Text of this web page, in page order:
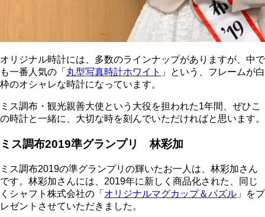
オリジナル時計には、多数のラインナップがありますが、中で
も一番人気の「 丸型写真時計ホワイト 」という、フレームが白
枠のオシャレな時計になっています。
ミス調布・観光親善大使という大役を担われた1年間、ぜひこ
の時計と一緒に、大切な時を刻んでいただければと思います。
ミス調布2019準グランプリ 林彩加
ミス調布2019の準グランプリの輝いたお一人は、林彩加さん
です。林彩加さんには、2019年に新しく商品化された、同じ
くシャフト株式会社の「 オリジナルマグカップ＆パズル 」をプ
レゼントさせていただきました。